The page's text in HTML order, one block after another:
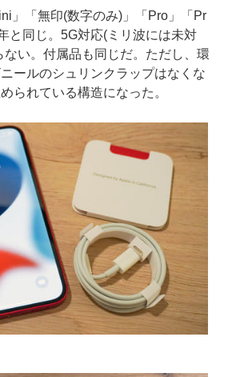
」「無印(数字のみ)」「Pro」「Pr
と同じ。5G対応(ミリ波には未対
ない。付属品も同じだ。ただし、環
ールのシュリンクラップはなくな
られている構造になった。